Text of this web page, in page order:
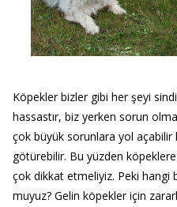
Köpekler bizler gibi her şeyi
hassastır, biz yerken sorun
çok büyük sorunlara yol açabilir
götürebilir. Bu yüzden
çok dikkat etmeliyiz. Peki hangi
muyuz? Gelin köpekler için